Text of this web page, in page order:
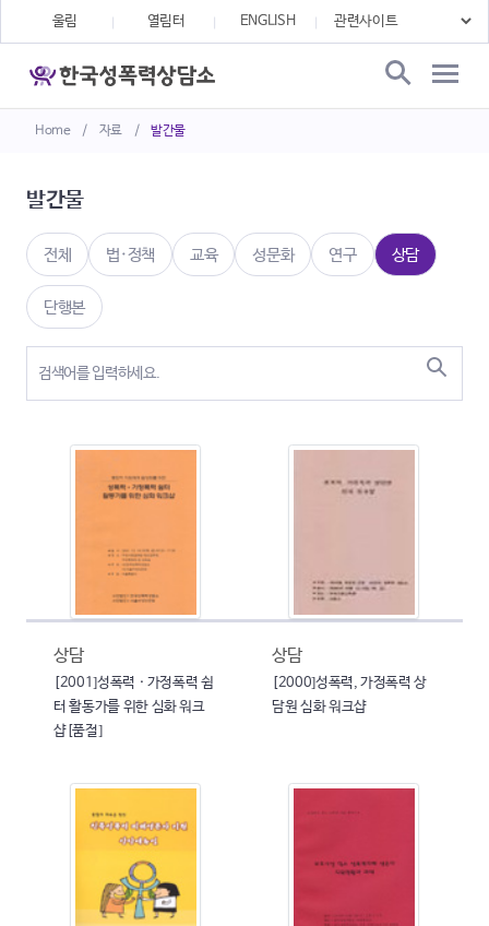
Home / 자료 / 발간물
울림 열림터 ENGLISH
발간물
전체 법·정책 교육 성문화 연구 상담
단행본
상담
[2001]성폭력 · 가정폭력 쉼
터 활동가를 위한 심화 워크
샵[품절]
상담
[2000]성폭력, 가정폭력 상
담원 심화 워크샵